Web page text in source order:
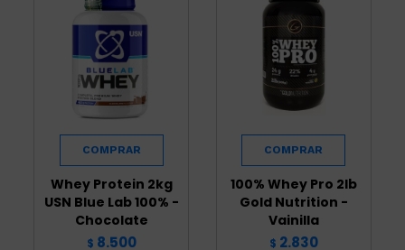
Whey Protein 2kg
USN Blue Lab 100% -
Chocolate
$ 8.500
100% Whey Pro 2lb
Gold Nutrition -
Vainilla
$ 2.830